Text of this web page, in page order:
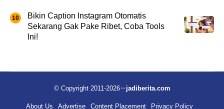
Bikin Caption Instagram Otomatis
Sekarang Gak Pake Ribet, Coba Tools
Ini!
© Copyright 2011-2026 jadiberita.com
About Us Advertise Content Placement Privacy Policy